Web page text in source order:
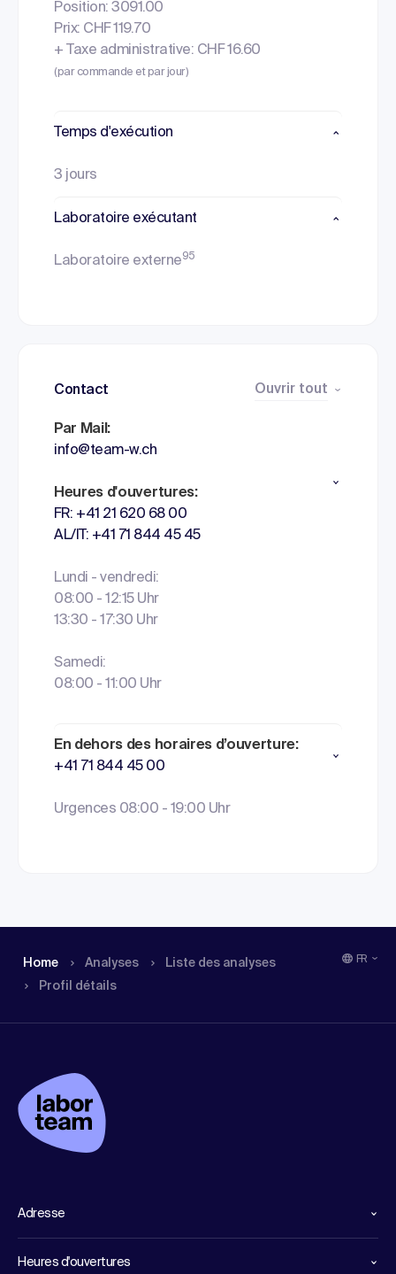
Position: 3091.00
Prix: CHF 119.70
+ Taxe administrative: CHF 16.60
(par commande et par jour)
Temps d'exécution
3 jours
Laboratoire exécutant
Laboratoire externe95
Contact Ouvrir tout
Par Mail:
info@team-w.ch
Heures d'ouvertures:
FR: +41 21 620 68 00
AL/IT: +41 71 844 45 45
Lundi - vendredi:
08:00 - 12:15 Uhr
13:30 - 17:30 Uhr
Samedi:
08:00 - 11:00 Uhr
En dehors des horaires d’ouverture:
+41 71 844 45 00
Urgences 08:00 - 19:00 Uhr
Home Analyses
Liste des analyses
Profil détails
FR
Adresse
Heures d'ouvertures